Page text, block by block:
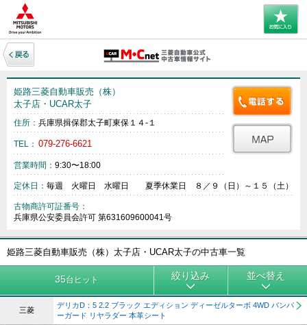
姫路三菱自動車販売（株）
太子店・UCAR太子
住所： 兵庫県揖保郡太子町東保１４‐１
TEL： 079-276-6621
営業時間： 9:30〜18:00
定休日： 毎週 火曜日 水曜日 夏季休業日 ８／９（日）～１５（土）
古物商許可証番号：
兵庫県公安委員会許可 第631609600041号
姫路三菱自動車販売（株）太子店・UCAR太子の中古車一覧
35台ヒット 絞り込み 並べ替え
三菱
デリカD：5 2.2 ブラック エディション ディーゼルターボ 4WD バンパ
ーガード リヤラダー 本革シート